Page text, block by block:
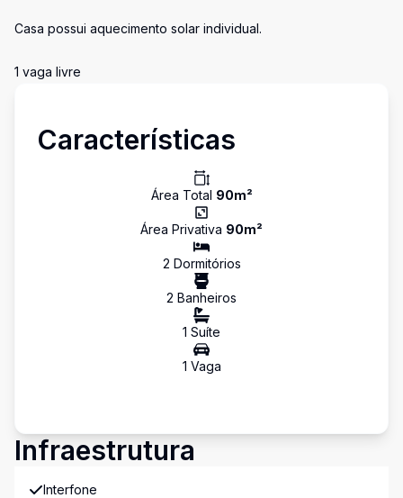
Casa possui aquecimento solar individual.
1 vaga livre
Características
Área Total 90m²
Área Privativa 90m²
2 Dormitórios
2 Banheiros
1 Suíte
1 Vaga
Infraestrutura
Interfone